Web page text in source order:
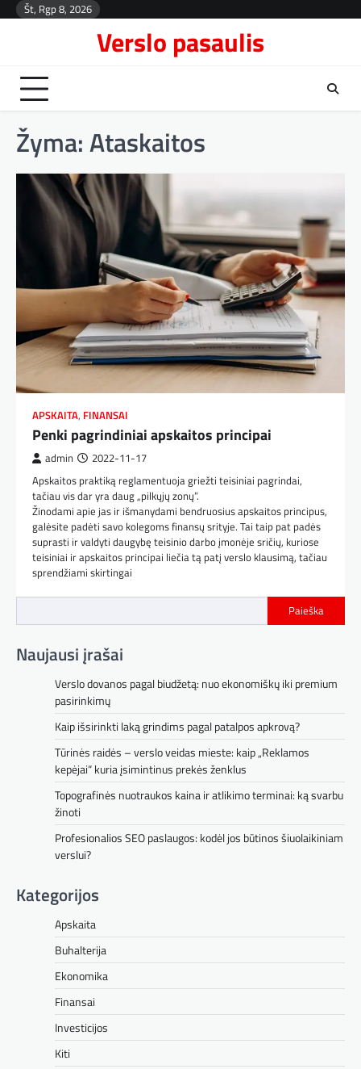
Skip Št, Rgp 8, 2026
Verslo pasaulis
Žyma:Ataskaitos
APSKAITA, FINANSAI
Penki pagrindiniai apskaitos principai
admin 2022-11-17
Apskaitos praktiką reglamentuoja griežti teisiniai pagrindai,
tačiau vis dar yra daug „pilkųjų zonų”.
Žinodami apie jas ir išmanydami bendruosius apskaitos principus,
galėsite padėti savo kolegoms finansų srityje. Tai taip pat padės
suprasti ir valdyti daugybę teisinio darbo įmonėje sričių, kuriose
teisiniai ir apskaitos principai liečia tą patį verslo klausimą, tačiau
sprendžiami skirtingai
Paieška
Naujausi įrašai
Verslo dovanos pagal biudžetą: nuo ekonomiškų iki premium
pasirinkimų
Kaip išsirinkti laką grindims pagal patalpos apkrovą?
Tūrinės raidės – verslo veidas mieste: kaip „Reklamos
kepėjai“ kuria įsimintinus prekės ženklus
Topografinės nuotraukos kaina ir atlikimo terminai: ką svarbu
žinoti
Profesionalios SEO paslaugos: kodėl jos būtinos šiuolaikiniam
verslui?
Kategorijos
Apskaita
Buhalterija
Ekonomika
Finansai
Investicijos
Kiti